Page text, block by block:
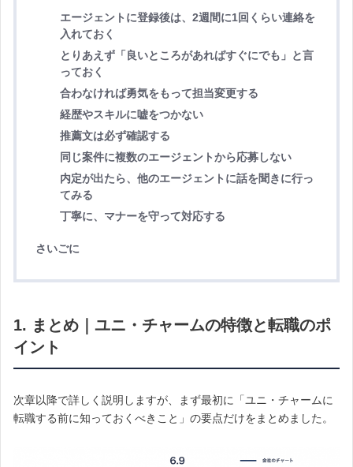
エージェントに登録後は、2週間に1回くらい連絡を
入れておく
とりあえず「良いところがあればすぐにでも」と言
っておく
合わなければ勇気をもって担当変更する
経歴やスキルに嘘をつかない
推薦文は必ず確認する
同じ案件に複数のエージェントから応募しない
内定が出たら、他のエージェントに話を聞きに行っ
てみる
丁寧に、マナーを守って対応する
さいごに
1. まとめ｜ユニ・チャームの特徴と転職のポ
イント
次章以降で詳しく説明しますが、まず最初に「ユニ・チャームに
転職する前に知っておくべきこと」の要点だけをまとめました。